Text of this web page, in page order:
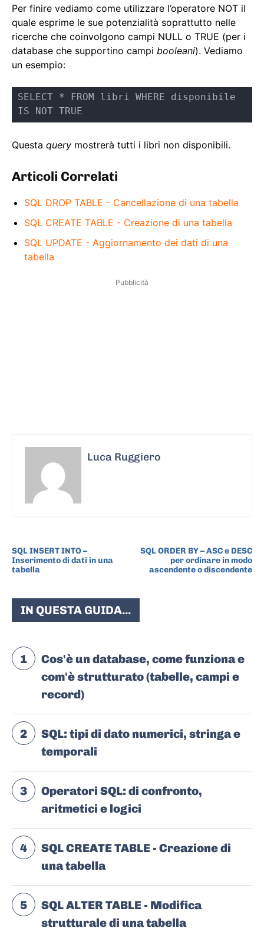
Per finire vediamo come utilizzare l’operatore NOT il
quale esprime le sue potenzialità soprattutto nelle
ricerche che coinvolgono campi NULL o TRUE (per i
database che supportino campi booleani). Vediamo
un esempio:
SELECT * FROM libri WHERE disponibile
IS NOT TRUE
Questa query mostrerà tutti i libri non disponibili.
Articoli Correlati
SQL DROP TABLE - Cancellazione di una tabella
SQL CREATE TABLE - Creazione di una tabella
SQL UPDATE - Aggiornamento dei dati di una
tabella
Pubblicità
Luca Ruggiero
SQL INSERT INTO –
Inserimento di dati in una
tabella
SQL ORDER BY – ASC e DESC
per ordinare in modo
ascendente o discendente
IN QUESTA GUIDA...
1
Cos'è un database, come funziona e
com'è strutturato (tabelle, campi e
record)
2
SQL: tipi di dato numerici, stringa e
temporali
3
Operatori SQL: di confronto,
aritmetici e logici
4
SQL CREATE TABLE - Creazione di
una tabella
5
SQL ALTER TABLE - Modifica
strutturale di una tabella